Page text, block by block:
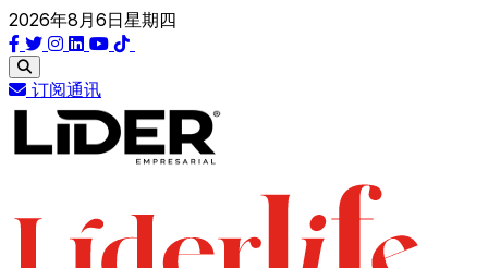
2026年8月6日星期四
订阅通讯